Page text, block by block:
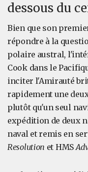
dessous du
Bien que son
répondre à la
polaire austral,
Cook dans le
inciter l'Amirauté
rapidement une
plutôt qu'un seul
expédition de deux
naval et remis en
Resolution et HMS